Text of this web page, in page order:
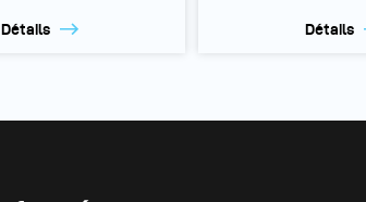
Détails Détails